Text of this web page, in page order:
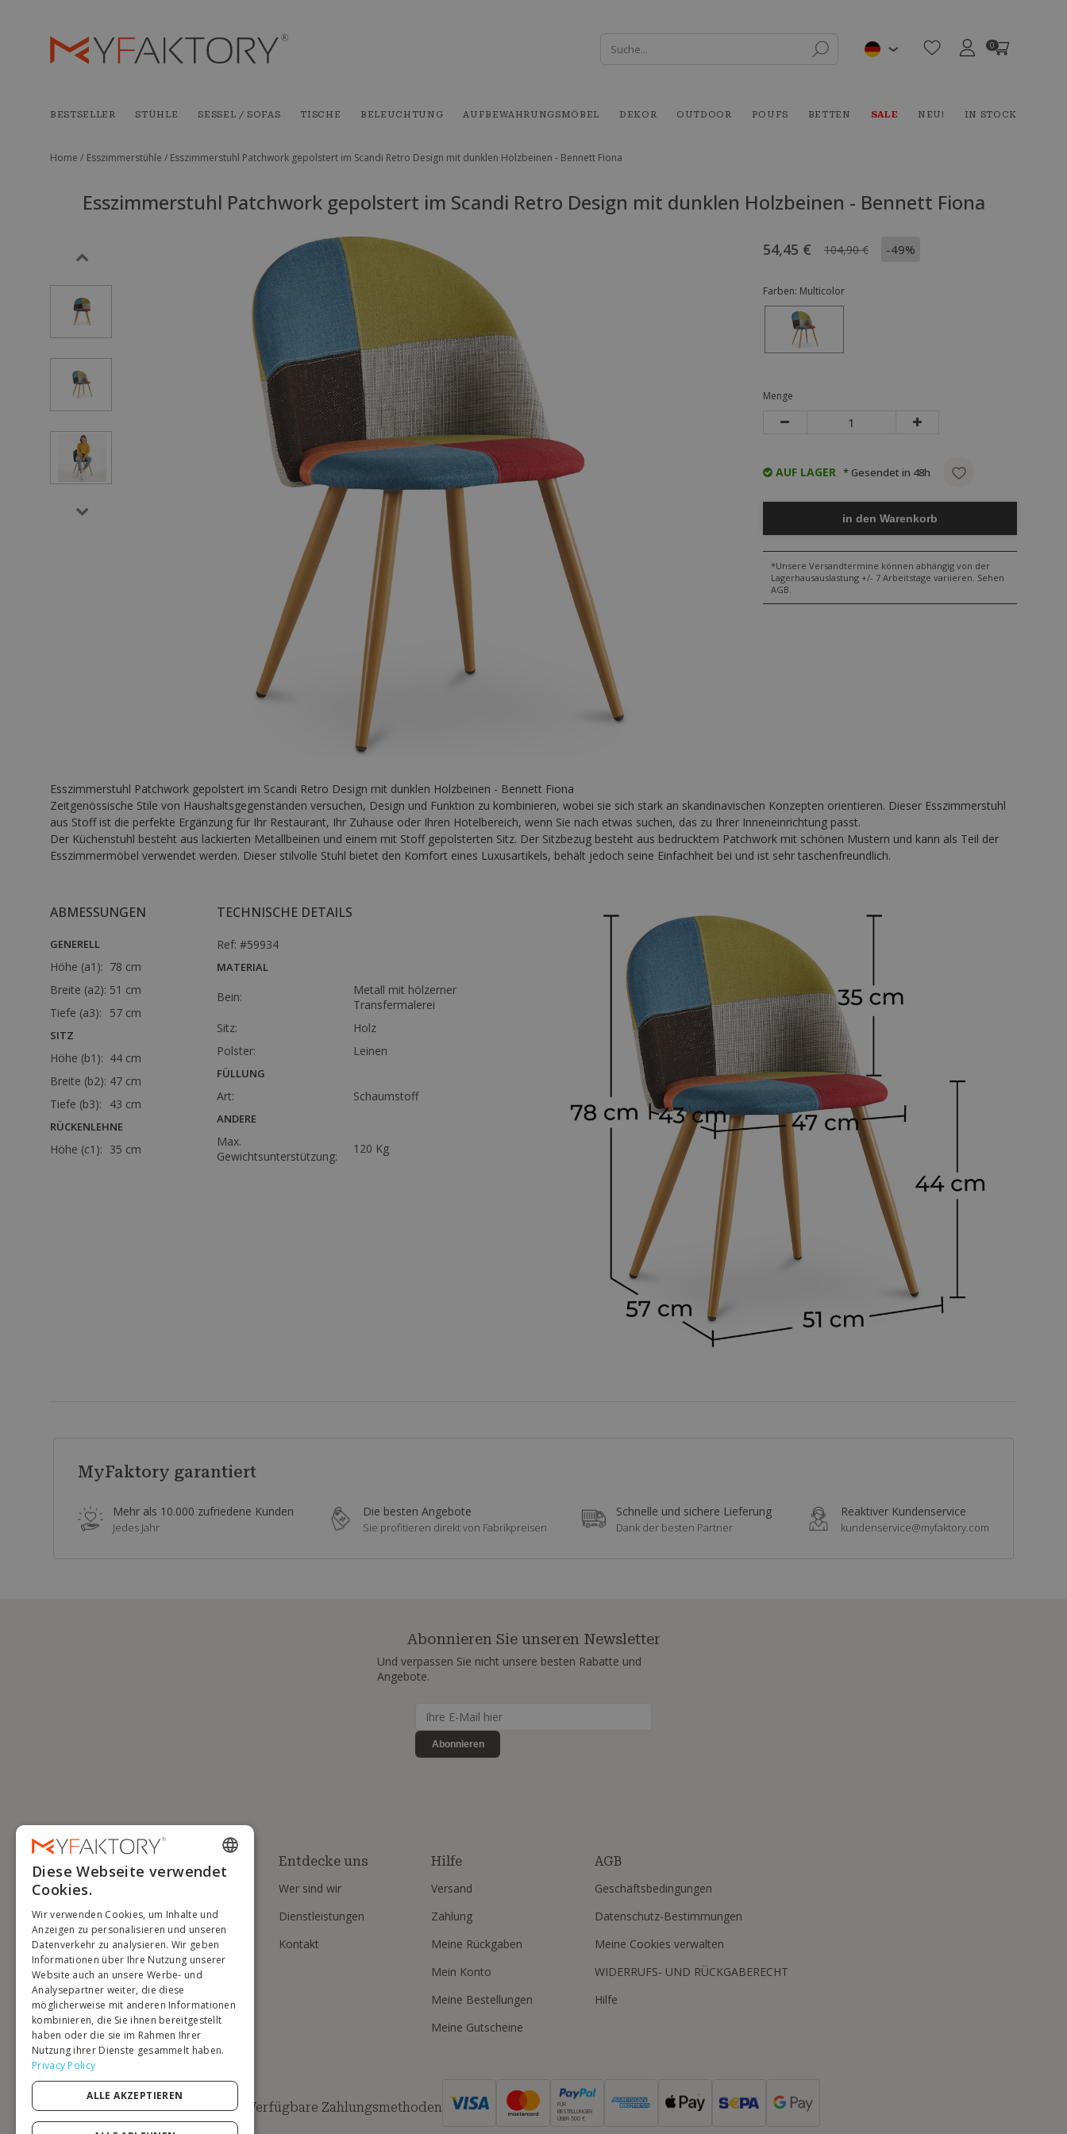
0
BESTSELLER STÜHLE SESSEL / SOFAS TISCHE BELEUCHTUNG AUFBEWAHRUNGSMÖBEL DEKOR OUTDOOR POUFS BETTEN SALE NEU! IN STOCK
Home / Esszimmerstühle / Esszimmerstuhl Patchwork gepolstert im Scandi Retro Design mit dunklen Holzbeinen - Bennett Fiona
Esszimmerstuhl Patchwork gepolstert im Scandi Retro Design mit dunklen Holzbeinen - Bennett Fiona
54,45 € 104,90 € -49%
Farben: Multicolor
Menge
AUF LAGER * Gesendet in 48h
in den Warenkorb
*Unsere Versandtermine können abhängig von der
Lagerhausauslastung +/- 7 Arbeitstage variieren. Sehen
AGB.
Esszimmerstuhl Patchwork gepolstert im Scandi Retro Design mit dunklen Holzbeinen - Bennett Fiona
Zeitgenössische Stile von Haushaltsgegenständen versuchen, Design und Funktion zu kombinieren, wobei sie sich stark an skandinavischen Konzepten orientieren. Dieser Esszimmerstuhl
aus Stoff ist die perfekte Ergänzung für Ihr Restaurant, Ihr Zuhause oder Ihren Hotelbereich, wenn Sie nach etwas suchen, das zu Ihrer Inneneinrichtung passt.
Der Küchenstuhl besteht aus lackierten Metallbeinen und einem mit Stoff gepolsterten Sitz. Der Sitzbezug besteht aus bedrucktem Patchwork mit schönen Mustern und kann als Teil der
Esszimmermöbel verwendet werden. Dieser stilvolle Stuhl bietet den Komfort eines Luxusartikels, behält jedoch seine Einfachheit bei und ist sehr taschenfreundlich.
ABMESSUNGEN
GENERELL
Höhe (a1): 78 cm
Breite (a2): 51 cm
Tiefe (a3):
57 cm
SITZ
Höhe (b1): 44 cm
Breite (b2): 47 cm
Tiefe (b3):
43 cm
RÜCKENLEHNE
Höhe (c1): 35 cm
TECHNISCHE DETAILS
Ref: #59934
MATERIAL
Bein:
Metall mit hölzerner
Transfermalerei
Sitz:
Holz
Polster:
Leinen
FÜLLUNG
Art: Schaumstoff
ANDERE
Max.
Gewichtsunterstützung:
120 Kg
MyFaktory garantiert
Mehr als 10.000 zufriedene Kunden
Jedes Jahr
Die besten Angebote
Sie profitieren direkt von Fabrikpreisen
Schnelle und sichere Lieferung
Dank der besten Partner
Reaktiver Kundenservice
kundenservice@myfaktory.com
Abonnieren Sie unseren Newsletter
Und verpassen Sie nicht unsere besten Rabatte und
Angebote.
Abonnieren
Entdecke uns
Wer sind wir
Dienstleistungen
Kontakt
Hilfe
Versand
Zahlung
Meine Rückgaben
Mein Konto
Meine Bestellungen
Meine Gutscheine
AGB
Geschäftsbedingungen
Datenschutz-Bestimmungen
Meine Cookies verwalten
WIDERRUFS- UND RÜCKGABERECHT
Hilfe
Verfügbare Zahlungsmethoden
FÜR
BESTELLUNGEN
ÜBER 500 €
ENGLISH
DUTCH
GERMAN
PORTUGUESE
SPANISH
Diese Webseite verwendet
Cookies.
Wir verwenden Cookies, um Inhalte und
Anzeigen zu personalisieren und unseren
Datenverkehr zu analysieren. Wir geben
Informationen über Ihre Nutzung unserer
Website auch an unsere Werbe- und
Analysepartner weiter, die diese
möglicherweise mit anderen Informationen
kombinieren, die Sie ihnen bereitgestellt
haben oder die sie im Rahmen Ihrer
Nutzung ihrer Dienste gesammelt haben.
Privacy Policy
ALLE AKZEPTIEREN